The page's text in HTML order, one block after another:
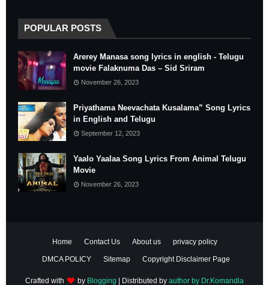
POPULAR POSTS
Arerey Manasa song lyrics in english - Telugu
movie Falaknuma Das – Sid Sriram
November 26, 2023
Priyathama Neevachata Kusalama” Song Lyrics
in English and Telugu
September 12, 2023
Yaalo Yaalaa Song Lyrics From Animal Telugu
Movie
November 26, 2023
Home Contact Us About us privacy policy
DMCA POLICY Sitemap Copyright Disclaimer Page
Crafted with by Blogging | Distributed by author by Dr.Komandla